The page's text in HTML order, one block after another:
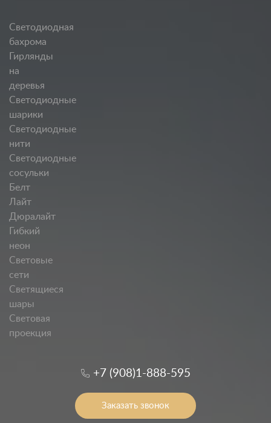
Светодиодная
бахрома
Гирлянды
на
деревья
Светодиодные
шарики
Светодиодные
нити
Светодиодные
сосульки
Белт
Лайт
Дюралайт
Гибкий
неон
Световые
сети
Светящиеся
шары
Световая
проекция
+7 (908)1-888-595
Заказать звонок